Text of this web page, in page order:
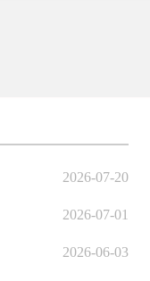
2026-07-20
2026-07-01
2026-06-03